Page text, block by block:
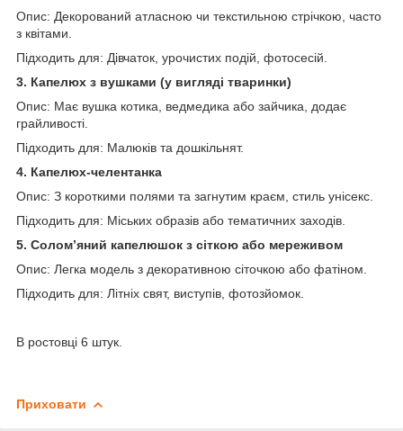
Опис: Декорований атласною чи текстильною стрічкою, часто
з квітами.
Підходить для: Дівчаток, урочистих подій, фотосесій.
3. Капелюх з вушками (у вигляді тваринки)
Опис: Має вушка котика, ведмедика або зайчика, додає
грайливості.
Підходить для: Малюків та дошкільнят.
4. Капелюх-челентанка
Опис: З короткими полями та загнутим краєм, стиль унісекс.
Підходить для: Міських образів або тематичних заходів.
5. Солом’яний капелюшок з сіткою або мереживом
Опис: Легка модель з декоративною сіточкою або фатіном.
Підходить для: Літніх свят, виступів, фотозйомок.
В ростовці 6 штук.
Приховати